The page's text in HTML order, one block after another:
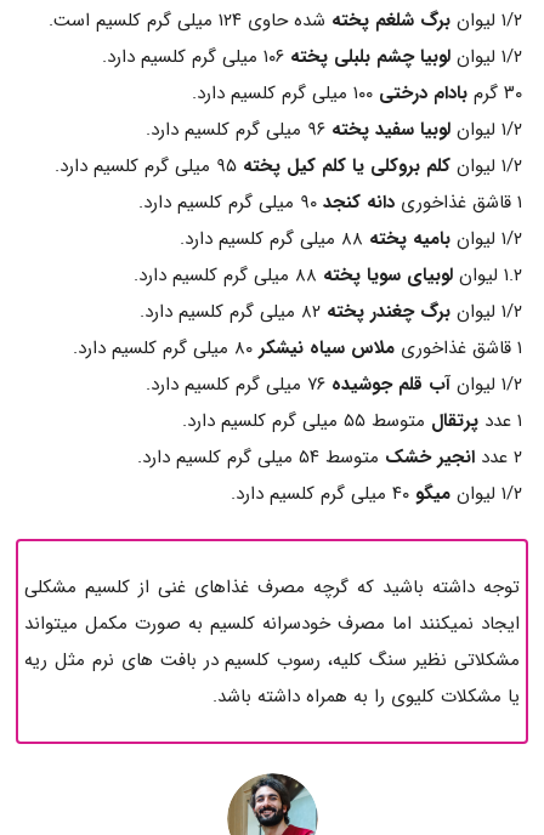
۱/۲ لیوان برگ شلغم پخته شده حاوی ۱۲۴ میلی گرم کلسیم است.
۱/۲ لیوان
لوبیا چشم بلبلی پخته
۳۰ گرم
بادام درختی
۱/۲ لیوان
لوبیا سفید پخته
۱/۲ لیوان
کلم بروکلی یا کلم کیل پخته
۱ قاشق غذاخوری
دانه کنجد۹۰ میلی گرم کلسیم دارد.
۱/۲ لیوان
بامیه پخته
۱.۲ لیوان
لوبیای سویا پخته
۱/۲ لیوان
برگ چغندر پخته
۱ قاشق غذاخوری
ملاس سیاه نیشکر
۱/۲ لیوان
آب قلم جوشیده ۷۶ میلی گرم کلسیم دارد.
۱ عدد
پرتقال متوسط ۵۵ میلی گرم کلسیم دارد.
۲ عدد
انجیر خشک متوسط ۵۴ میلی گرم کلسیم دارد.
۱/۲ لیوان
میگو ۴۰ میلی گرم کلسیم دارد.
توجه داشته باشید که گرچه مصرف غذاهای غنی از کلسیم مشکلی
ایجاد نمیکنند اما مصرف خودسرانه کلسیم به صورت مکمل میتواند
مشکلاتی نظیر سنگ کلیه، رسوب کلسیم در بافت های نرم مثل ریه
یا مشکلات کلیوی را به همراه داشته باشد.